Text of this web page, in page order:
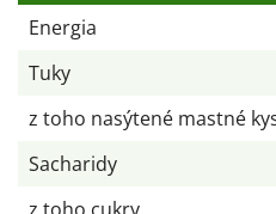
Energia
Tuky
z toho nasýtené mastné
Sacharidy